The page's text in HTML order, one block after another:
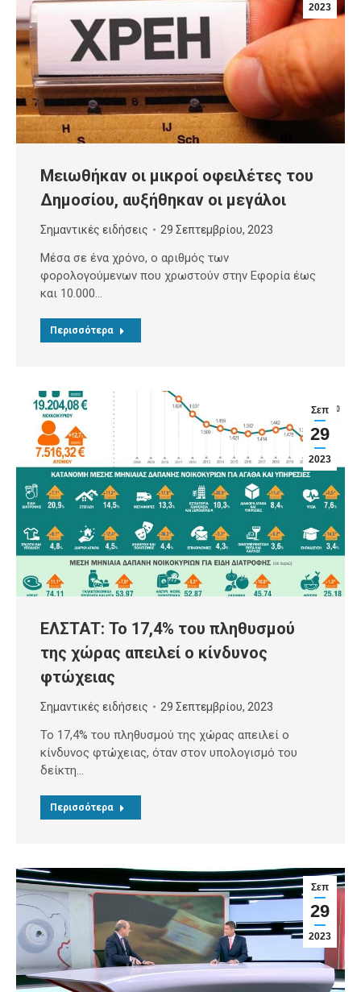
2023
Μειωθήκαν οι μικροί οφειλέτες του
Δημοσίου, αυξήθηκαν οι μεγάλοι
Σημαντικές ειδήσεις 29 Σεπτεμβρίου, 2023
Μέσα σε ένα χρόνο, ο αριθμός των
φορολογούμενων που χρωστούν στην Εφορία έως
και 10.000…
Περισσότερα
Σεπ
29
2023
ΕΛΣΤΑΤ: Το 17,4% του πληθυσμού
της χώρας απειλεί ο κίνδυνος
φτώχειας
Σημαντικές ειδήσεις 29 Σεπτεμβρίου, 2023
Το 17,4% του πληθυσμού της χώρας απειλεί ο
κίνδυνος φτώχειας, όταν στον υπολογισμό του
δείκτη…
Περισσότερα
Σεπ
29
2023